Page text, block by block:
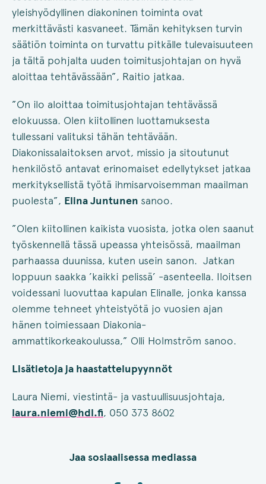
yleishyödyllinen diakoninen toiminta ovat
merkittävästi kasvaneet. Tämän kehityksen turvin
säätiön toiminta on turvattu pitkälle tulevaisuuteen
ja tältä pohjalta uuden toimitusjohtajan on hyvä
aloittaa tehtävässään”, Raitio jatkaa.
”On ilo aloittaa toimitusjohtajan tehtävässä
elokuussa. Olen kiitollinen luottamuksesta
tullessani valituksi tähän tehtävään.
Diakonissalaitoksen arvot, missio ja sitoutunut
henkilöstö antavat erinomaiset edellytykset jatkaa
merkityksellistä työtä ihmisarvoisemman maailman
puolesta”, Elina Juntunen sanoo.
”Olen kiitollinen kaikista vuosista, jotka olen saanut
työskennellä tässä upeassa yhteisössä, maailman
parhaassa duunissa, kuten usein sanon. Jatkan
loppuun saakka ’kaikki pelissä’ -asenteella. Iloitsen
voidessani luovuttaa kapulan Elinalle, jonka kanssa
olemme tehneet yhteistyötä jo vuosien ajan
hänen toimiessaan Diakonia-
ammattikorkeakoulussa,” Olli Holmström sanoo.
Lisätietoja ja haastattelupyynnöt
Laura Niemi, viestintä- ja vastuullisuusjohtaja,
laura.niemi@hdl.fi, 050 373 8602
Jaa sosiaalisessa mediassa